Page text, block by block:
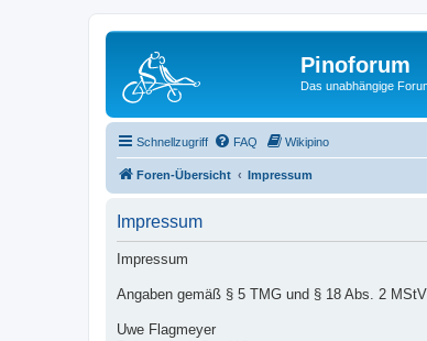
Pinoforum
Das unabhängige
Schnellzugriff FAQ Wikipino
Foren-Übersicht Impressum
Impressum
Impressum
Angaben gemäß § 5 TMG und § 18 Abs. 2 MStV
Uwe Flagmeyer